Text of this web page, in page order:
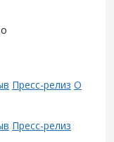
Пресс-релиз О
Пресс-релиз